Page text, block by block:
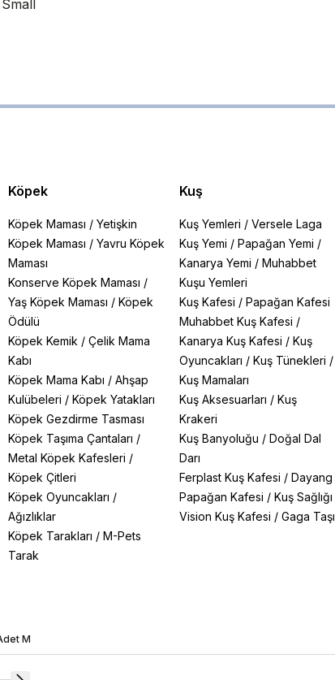
Köpek
Köpek Maması /Yetişkin
Köpek Maması /Yavru Köpek
Maması
Konserve Köpek Maması /
Yaş Köpek Maması /Köpek
Ödülü
Köpek Kemik /Çelik Mama
Kabı
Köpek Mama Kabı /Ahşap
Kulübeleri /Köpek Yatakları
Köpek Gezdirme Tasması
Köpek Taşıma Çantaları /
Metal Köpek Kafesleri /
Köpek Çitleri
Köpek Oyuncakları /
Ağızlıklar
Köpek Tarakları /M-Pets
Tarak
Kuş
Kuş Yemleri / Versele Laga
Kuş Yemi / Papağan Yemi /
Kanarya Yemi / Muhabbet
Kuşu Yemleri
Kuş Kafesi / Papağan Kafesi
Muhabbet Kuş Kafesi /
Kanarya Kuş Kafesi / Kuş
Oyuncakları / Kuş Tünekleri /
Kuş Mamaları
Kuş Aksesuarları / Kuş
Krakeri
Kuş Banyoluğu / Doğal Dal
Darı
Ferplast Kuş Kafesi / Dayang
Papağan Kafesi / Kuş Sağlığı
Vision Kuş Kafesi / Gaga Taşı
M